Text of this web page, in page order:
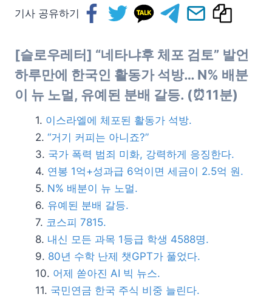
기사 공유하기
[슬로우레터] “네타냐후 체포 검토” 발언
하루만에 한국인 활동가 석방… N% 배분
이 뉴 노멀, 유예된 분배 갈등. (⏰11분)
이스라엘에 체포된 활동가 석방.
“거기 커피는 아니죠?”
국가 폭력 범죄 미화, 강력하게 응징한다.
연봉 1억+성과급 6억이면 세금이 2.5억 원.
N% 배분이 뉴 노멀.
유예된 분배 갈등.
코스피 7815.
내신 모든 과목 1등급 학생 4588명.
80년 수학 난제 챗GPT가 풀었다.
어제 쏟아진 AI 빅 뉴스.
국민연금 한국 주식 비중 늘린다.